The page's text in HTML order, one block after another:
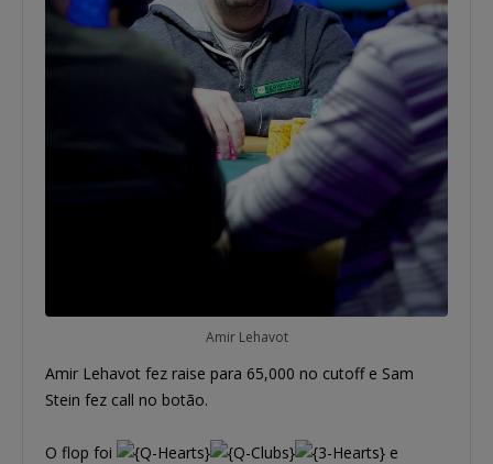
Amir Lehavot
Amir Lehavot fez raise para 65,000 no cutoff e Sam
Stein fez call no botão.
O flop foi
e